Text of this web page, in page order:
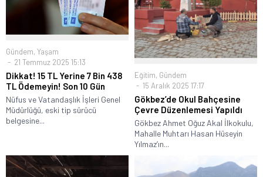
Gündem, Yaşam
21 Temmuz 2025 15:13
Dikkat! 15 TL Yerine 7 Bin 438
TL Ödemeyin! Son 10 Gün
Nüfus ve Vatandaşlık İşleri Genel
Müdürlüğü, eski tip sürücü
belgesine...
Eğitim, Gündem
15 Aralık 2025 17:17
Gökbez’de Okul Bahçesine
Çevre Düzenlemesi Yapıldı
Gökbez Ahmet Oğuz Akal İlkokulu,
Mahalle Muhtarı Hasan Hüseyin
Yılmaz’ın...